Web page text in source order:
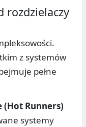
rozdzielaczy
z systemów
pełne
(Hot Runners)
systemy